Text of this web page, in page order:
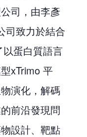
司，由李彥
司致力於結合
蛋白質語言
xTrimo 平
演化，解碼
前沿發現問
設計、靶點